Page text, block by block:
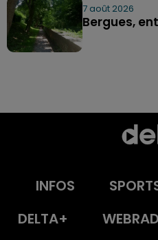
7 août 2026
Bergues,
INFOS
DELTA+